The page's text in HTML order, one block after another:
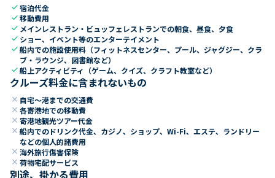
check宿泊代金
check移動費用
check メインレストラン・ビュッフェレストランでの朝食、昼食、夕食
check ショー、イベント等のエンターテイメント
check船内での施設使用料（フィットネスセンター、プール、ジャグジー、クラ
ブ・ラウンジ、図書館など）
check船上アクティビティ（ゲーム、クイズ、クラフト教室など）
クルーズ料金に含まれないもの
close 自宅～港までの交通費
close 各寄港地での移動費
close 寄港地観光ツアー代金
close 船内でのドリンク代金、カジノ、ショップ、Wi-Fi、エステ、ランドリー
などの個人的諸費用
close 海外旅行傷害保険
close 荷物宅配サービス
別途、掛かる費用